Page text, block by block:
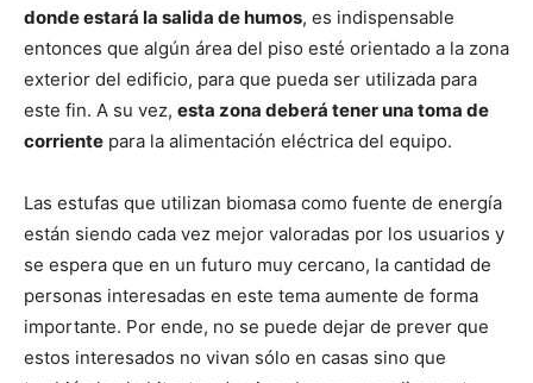
donde estará la salida de humos, es indispensable
entonces que algún área del piso esté orientado a la zona
exterior del edificio, para que pueda ser utilizada para
este fin. A su vez, esta zona deberá tener una toma de
corriente para la alimentación eléctrica del equipo.
Las estufas que utilizan biomasa como fuente de energía
están siendo cada vez mejor valoradas por los usuarios y
se espera que en un futuro muy cercano, la cantidad de
personas interesadas en este tema aumente de forma
importante. Por ende, no se puede dejar de prever que
estos interesados no vivan sólo en casas sino que